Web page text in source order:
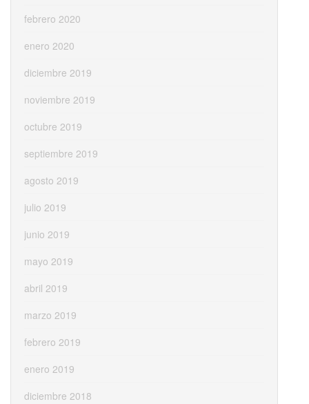
febrero 2020
enero 2020
diciembre 2019
noviembre 2019
octubre 2019
septiembre 2019
agosto 2019
julio 2019
junio 2019
mayo 2019
abril 2019
marzo 2019
febrero 2019
enero 2019
diciembre 2018